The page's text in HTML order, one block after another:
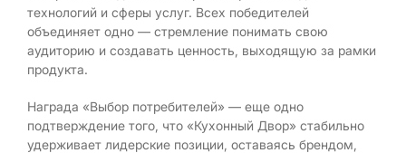
технологий и сферы услуг. Всех победителей
объединяет одно — стремление понимать свою
аудиторию и создавать ценность, выходящую за рамки
продукта.
Награда «Выбор потребителей» — еще одно
подтверждение того, что «Кухонный Двор» стабильно
удерживает лидерские позиции, оставаясь брендом,